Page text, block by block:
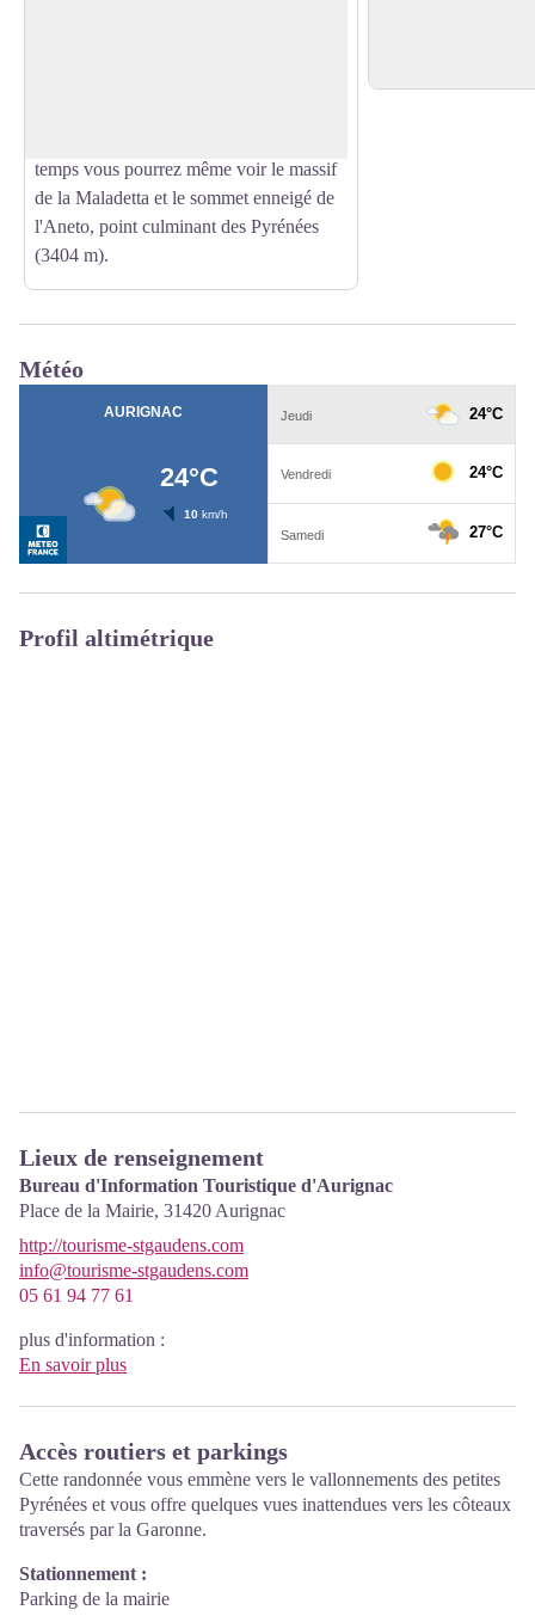
temps vous pourrez même voir le massif
de la Maladetta et le sommet enneigé de
l'Aneto, point culminant des Pyrénées
(3404 m).
Météo
Profil altimétrique
Lieux de renseignement
Bureau d'Information Touristique d'Aurignac
Place de la Mairie, 31420 Aurignac
http://tourisme-stgaudens.com
info@tourisme-stgaudens.com
05 61 94 77 61
plus d'information :
En savoir plus
Accès routiers et parkings
Cette randonnée vous emmène vers le vallonnements des petites
Pyrénées et vous offre quelques vues inattendues vers les côteaux
traversés par la Garonne.
Stationnement :
Parking de la mairie